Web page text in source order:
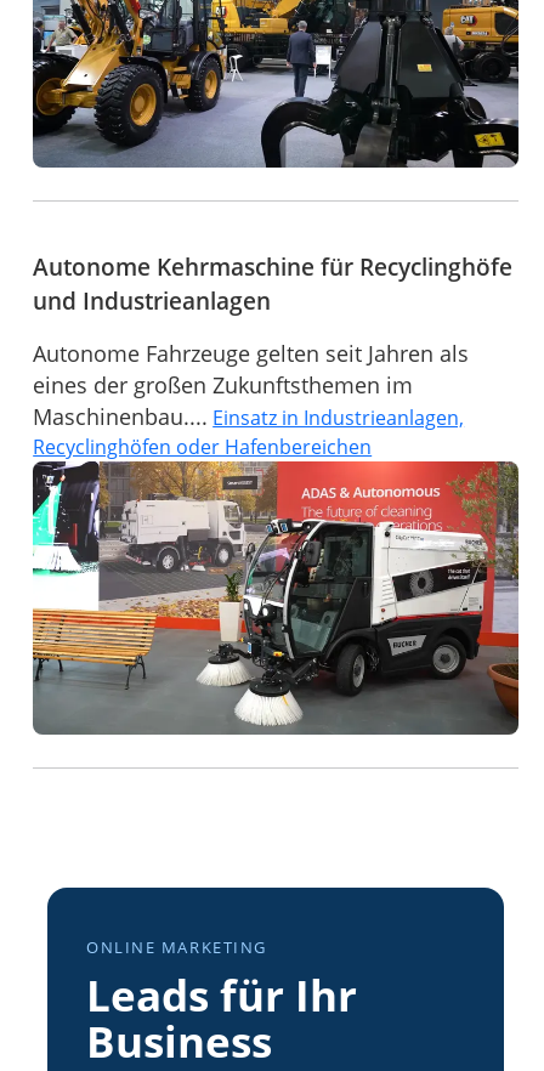
Autonome Kehrmaschine für Recyclinghöfe
und Industrieanlagen
Autonome Fahrzeuge gelten seit Jahren als
eines der großen Zukunftsthemen im
Maschinenbau.... Einsatz in Industrieanlagen,
Recyclinghöfen oder Hafenbereichen
ONLINE MARKETING
Leads für Ihr
Business